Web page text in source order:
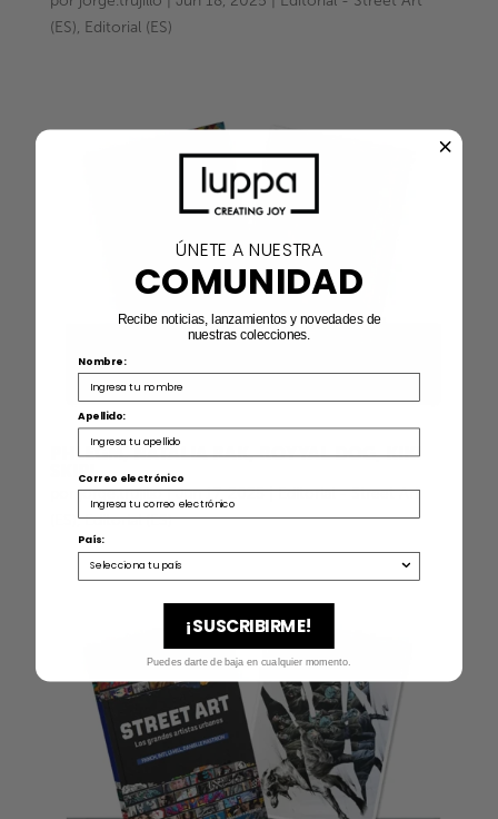
(ES), Editorial (ES)
PHLEGM, NATALIA RAK, ROYYAL DOG, KIKI
SKIPI
porjorge.trujillo|Jun 17, 2025|Editorial - Street Art
,Editorial (ES)
ÚNETE A NUESTRA
COMUNIDAD
Recibe noticias, lanzamientos y novedades de
nuestras colecciones.
Nombre:
Apellido:
Correo electrónico
País:
¡SUSCRIBIRME!
Puedes darte de baja en cualquier momento.